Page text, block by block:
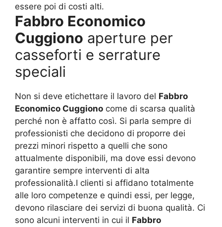
essere poi di costi alti.
Fabbro Economico
Cuggiono aperture per
casseforti e serrature
speciali
Non si deve etichettare il lavoro del Fabbro
Economico Cuggiono come di scarsa qualità
perché non è affatto così. Si parla sempre di
professionisti che decidono di proporre dei
prezzi minori rispetto a quelli che sono
attualmente disponibili, ma dove essi devono
garantire sempre interventi di alta
professionalità.I clienti si affidano totalmente
alle loro competenze e quindi essi, per legge,
devono rilasciare dei servizi di buona qualità. Ci
sono alcuni interventi in cui il Fabbro